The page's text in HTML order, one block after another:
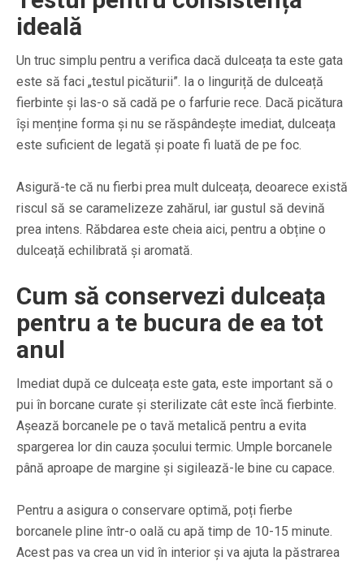
ideală
Un truc simplu pentru a verifica dacă dulceața ta este gata
este să faci „testul picăturii”. Ia o linguriță de dulceață
fierbinte și las-o să cadă pe o farfurie rece. Dacă picătura
își menține forma și nu se răspândește imediat, dulceața
este suficient de legată și poate fi luată de pe foc.
Asigură-te că nu fierbi prea mult dulceața, deoarece există
riscul să se caramelizeze zahărul, iar gustul să devină
prea intens. Răbdarea este cheia aici, pentru a obține o
dulceață echilibrată și aromată.
Cum să conservezi dulceața
pentru a te bucura de ea tot
anul
Imediat după ce dulceața este gata, este important să o
pui în borcane curate și sterilizate cât este încă fierbinte.
Așează borcanele pe o tavă metalică pentru a evita
spargerea lor din cauza șocului termic. Umple borcanele
până aproape de margine și sigilează-le bine cu capace.
Pentru a asigura o conservare optimă, poți fierbe
borcanele pline într-o oală cu apă timp de 10-15 minute.
Acest pas va crea un vid în interior și va ajuta la păstrarea